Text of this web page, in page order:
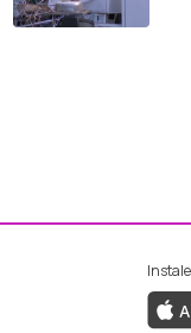
da da